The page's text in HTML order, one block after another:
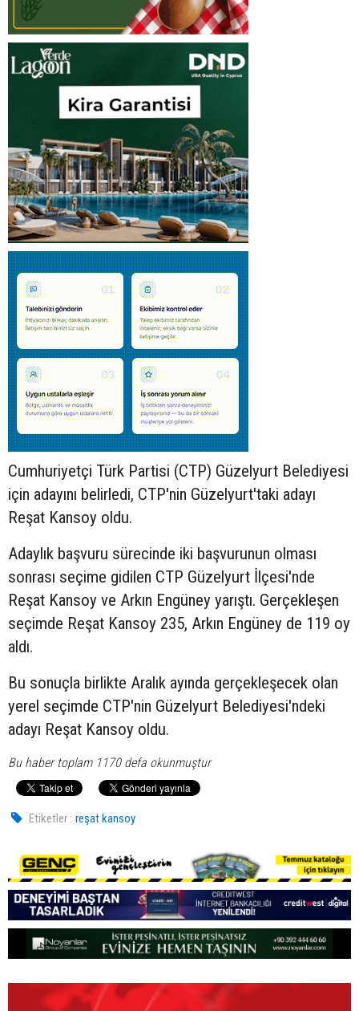
Cumhuriyetçi Türk Partisi (CTP) Güzelyurt Belediyesi
için adayını belirledi, CTP'nin Güzelyurt'taki adayı
Reşat Kansoy oldu.
Adaylık başvuru sürecinde iki başvurunun olması
sonrası seçime gidilen CTP Güzelyurt İlçesi'nde
Reşat Kansoy ve Arkın Engüney yarıştı. Gerçekleşen
seçimde Reşat Kansoy 235, Arkın Engüney de 119 oy
aldı.
Bu sonuçla birlikte Aralık ayında gerçekleşecek olan
yerel seçimde CTP'nin Güzelyurt Belediyesi'ndeki
adayı Reşat Kansoy oldu.
Bu haber toplam 1170 defa okunmuştur
Etiketler : reşat kansoy